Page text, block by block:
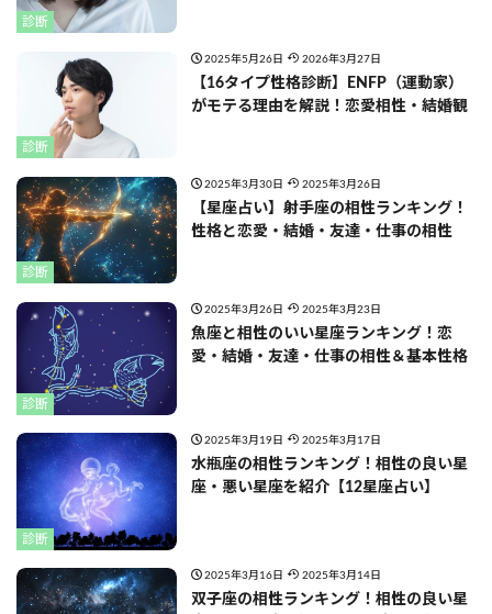
診断
診断
2025年5月26日 2026年3月27日
【16タイプ性格診断】ENFP（運動家）
がモテる理由を解説！恋愛相性・結婚観
診断
2025年3月30日 2025年3月26日
【星座占い】射手座の相性ランキング！
性格と恋愛・結婚・友達・仕事の相性
診断
2025年3月26日 2025年3月23日
魚座と相性のいい星座ランキング！恋
愛・結婚・友達・仕事の相性＆基本性格
診断
2025年3月19日 2025年3月17日
水瓶座の相性ランキング！相性の良い星
座・悪い星座を紹介【12星座占い】
2025年3月16日 2025年3月14日
双子座の相性ランキング！相性の良い星